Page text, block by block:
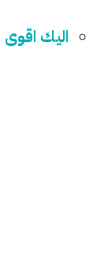
اليك اقوى 7 كورسات اجنبية مجانية لتعلم الWeb Design حتى الاحتراف